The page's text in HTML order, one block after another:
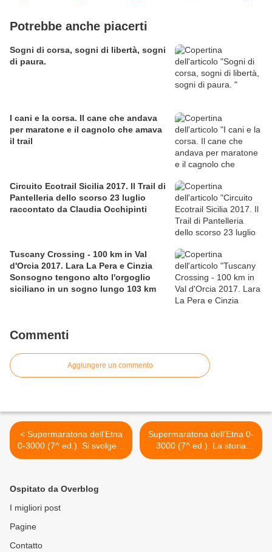
Potrebbe anche piacerti
Sogni di corsa, sogni di libertà, sogni
di paura.
I cani e la corsa. Il cane che andava
per maratone e il cagnolo che amava
il trail
Circuito Ecotrail Sicilia 2017. Il Trail di
Pantelleria dello scorso 23 luglio
raccontato da Claudia Occhipinti
Tuscany Crossing - 100 km in Val
d'Orcia 2017. Lara La Pera e Cinzia
Sonsogno tengono alto l'orgoglio
siciliano in un sogno lungo 103 km
Commenti
Aggiungere un commento
< Supermaratona dell'Etna
0-3000 (7^ ed.). Si svolgerà
il prossimo 15 giugno.
leggermente perfezionato
rispetto alle precedenti
Supermaratona dell'Etna 0-
3000 (7^ ed.). La storia
delle precedenti edizioni: un
Ospitato da Overblog
I migliori post
Pagine
Contatto